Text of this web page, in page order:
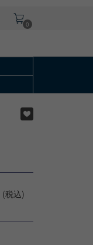
0
(税込)